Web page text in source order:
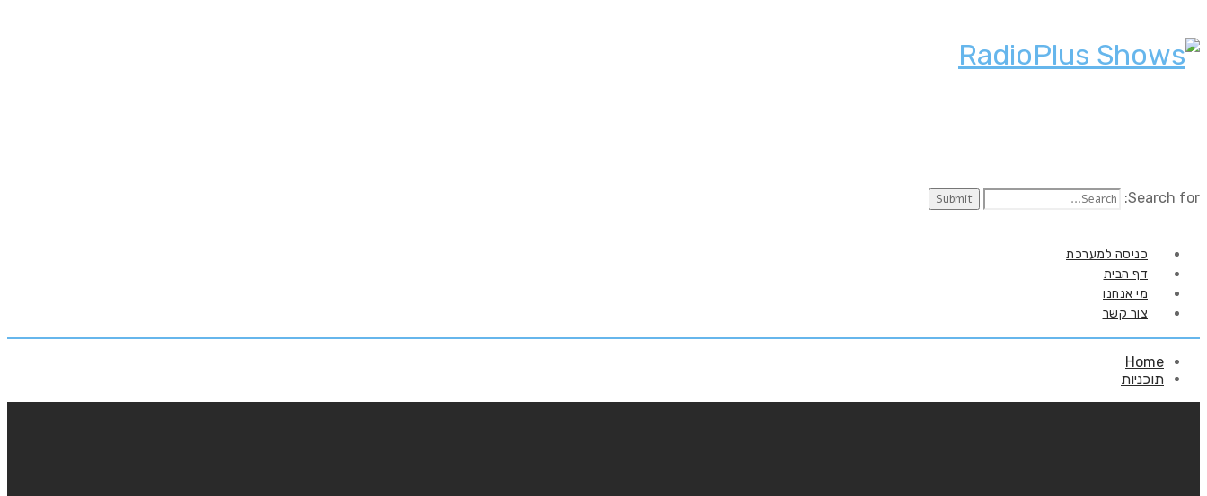
Search for:
כניסה למערכת
דף הבית
מי אנחנו
צור קשר
Home
תוכניות